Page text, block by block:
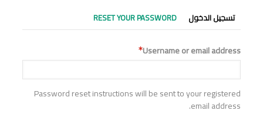
التبويبات
الأساسية
تسجيل الدخول RESET YOUR PASSWORD
Username or email address
Password reset instructions will be sent to your registered
email address.